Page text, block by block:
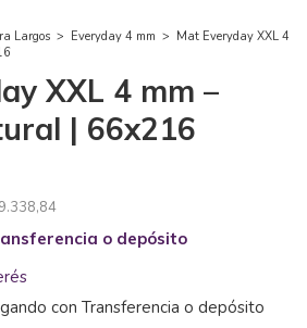
Largos > Everyday 4 mm > Mat Everyday XXL 4
XXL 4 mm –
| 66x216
o depósito
con Transferencia o depósito